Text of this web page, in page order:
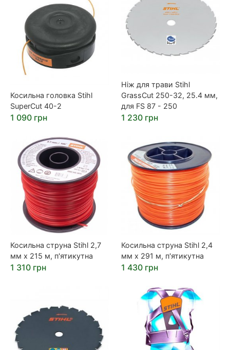
Косильна головка Stihl
SuperCut 40-2
1 090 грн
Ніж для трави Stihl
GrassCut 250-32, 25.4 мм,
для FS 87 - 250
1 230 грн
Косильна струна Stihl 2,7
мм х 215 м, п'ятикутна
1 310 грн
Косильна струна Stihl 2,4
мм х 291 м, п'ятикутна
1 430 грн